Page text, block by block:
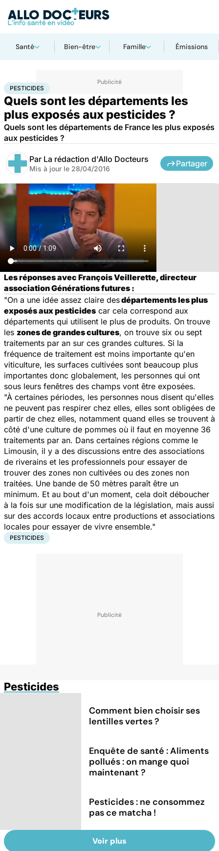
Santé Bien-être Famille Émissions
AccueilSanté Pesticides
PESTICIDES
Quels sont les départements les
plus exposés aux pesticides ?
Quels sont les départements de France les plus exposés
aux pesticides ?
Par La rédaction d'Allo Docteurs
Mis à jour le 28/04/2016
Partager
Les réponses avec François Veillerette, directeur
association Générations futures :
"On a une idée assez claire desdépartements les plus
exposés aux pesticides car cela correspond aux
départements qui utilisent le plus de produits. On trouve
les zones de grandes cultures, on trouve six ou sept
traitements par an sur ces grandes cultures. Si la
fréquence de traitement est moins importante qu'en
viticulture, les surfaces cultivées sont beaucoup plus
importantes donc globalement, les personnes qui ont
sous leurs fenêtres des champs vont être exposées.
"À certaines périodes, les personnes nous disent qu'elles
ne peuvent pas respirer chez elles, elles sont obligées de
partir de chez elles, notamment quand elles se trouvent à
côté d'une culture de pommes où il faut en moyenne 36
traitements par an. Dans certaines régions comme le
Limousin, il y a des discussions entre des associations
de riverains et les professionnels pour essayer de
trouver des zones non cultivées ou des zones non
traitées. Une bande de 50 mètres paraît être un
minimum. Et au bout d'un moment, cela doit déboucher
à la fois sur une modification de la législation, mais aussi
sur des accords locaux entre productions et associations
locales pour essayer de vivre ensemble."
PESTICIDES
Pesticides
Comment bien choisir ses
lentilles vertes ?
Enquête de santé : Aliments
pollués : on mange quoi
maintenant ?
Pesticides : ne consommez
pas ce matcha !
Voir plus